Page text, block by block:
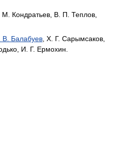
Кондратьев, В. П. Теплов,
В. Балабуев, Х. Г. Сарымсаков,
И. Г. Ермохин.